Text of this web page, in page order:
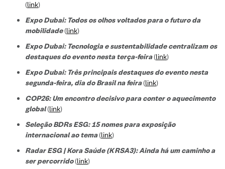
(link)
Expo Dubai: Todos os olhos voltados para o futuro da
mobilidade(link)
Expo Dubai: Tecnologia e sustentabilidade centralizam os
destaques do evento nesta terça-feira(link)
Expo Dubai: Três principais destaques do evento nesta
segunda-feira, dia do Brasil na feira(link)
COP26: Um encontro decisivo para conter o aquecimento
global(link)
Seleção BDRs ESG​: 15 nomes para exposição
internacional ao tema(link)
Radar ESG | Kora Saúde (KRSA3): Ainda há um caminho a
ser percorrido(link)